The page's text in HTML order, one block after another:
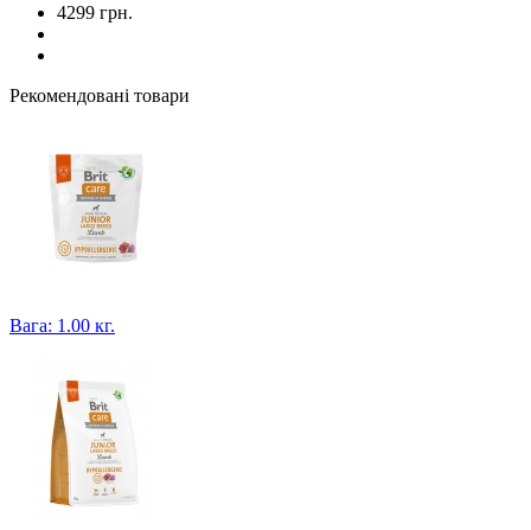
4299 грн.
Рекомендовані товари
Вага: 1.00 кг.